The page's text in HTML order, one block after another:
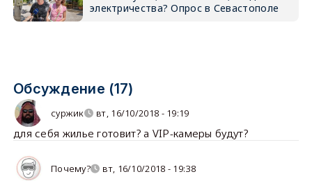
электричества? Опрос в Севастополе
Обсуждение (17)
суржик вт, 16/10/2018 - 19:19
для себя жилье готовит? а VIP-камеры будут?
Почему? вт, 16/10/2018 - 19:38